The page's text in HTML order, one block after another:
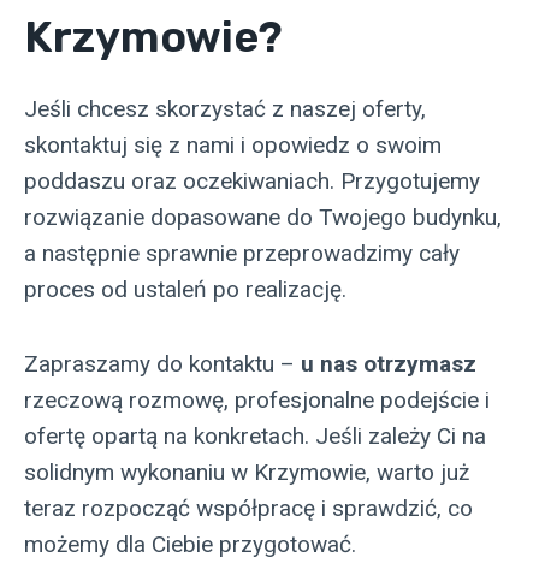
Krzymowie?
Jeśli chcesz skorzystać z naszej oferty,
skontaktuj się z nami i opowiedz o swoim
poddaszu oraz oczekiwaniach. Przygotujemy
rozwiązanie dopasowane do Twojego budynku,
a następnie sprawnie przeprowadzimy cały
proces od ustaleń po realizację.
Zapraszamy do kontaktu – u nas otrzymasz
rzeczową rozmowę, profesjonalne podejście i
ofertę opartą na konkretach. Jeśli zależy Ci na
solidnym wykonaniu w Krzymowie, warto już
teraz rozpocząć współpracę i sprawdzić, co
możemy dla Ciebie przygotować.